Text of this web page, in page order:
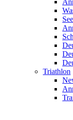
Triathlon